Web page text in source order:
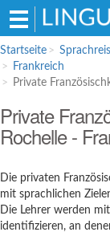
Hauptmenü
Sprachreisen für
Englisch
Französisch
Spanisch
Italienisch
Startseite
Frankreich
Private
Private
Rochelle -
Die privaten
mit sprachlichen
Die Lehrer werden
identifizieren, an